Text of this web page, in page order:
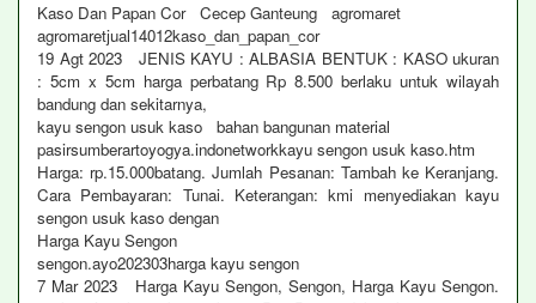
Kaso Dan Papan Cor Cecep Ganteung agromaret
agromaretjual14012kaso_dan_papan_cor
19 Agt 2023 JENIS KAYU : ALBASIA BENTUK : KASO ukuran
: 5cm x 5cm harga perbatang Rp 8.500 berlaku untuk wilayah
bandung dan sekitarnya,
kayu sengon usuk kaso bahan bangunan material
pasirsumberartoyogya.indonetworkkayu sengon usuk kaso.htm
Harga: rp.15.000batang. Jumlah Pesanan: Tambah ke Keranjang.
Cara Pembayaran: Tunai. Keterangan: kmi menyediakan kayu
sengon usuk kaso dengan
Harga Kayu Sengon
sengon.ayo202303harga kayu sengon
7 Mar 2023 Harga Kayu Sengon, Sengon, Harga Kayu Sengon.